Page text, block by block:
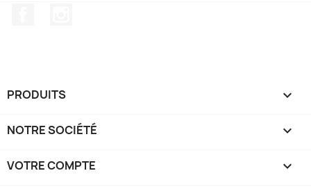
PRODUITS 
NOTRE SOCIÉTÉ 
VOTRE COMPTE 